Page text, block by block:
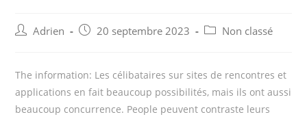
PostAdrien
Post20 septembre 2023
PostNon classé
The information: Les célibataires sur sites de rencontres et
applications en fait beaucoup possibilités, mais ils ont aussi
beaucoup concurrence. People peuvent contraste leurs